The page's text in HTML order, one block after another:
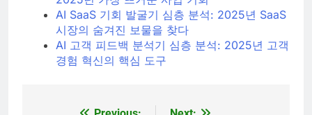
AI SaaS 기회 발굴기 심층 분석: 2025년 SaaS
시장의 숨겨진 보물을 찾다
AI 고객 피드백 분석기 심층 분석: 2025년 고객
경험 혁신의 핵심 도구